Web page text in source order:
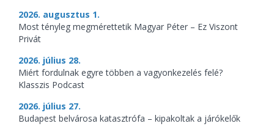
2026. augusztus 1.
Most tényleg megmérettetik Magyar Péter – Ez Viszont
Privát
2026. július 28.
Miért fordulnak egyre többen a vagyonkezelés felé?
Klasszis Podcast
2026. július 27.
Budapest belvárosa katasztrófa – kipakoltak a járókelők